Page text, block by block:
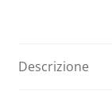
Descrizione